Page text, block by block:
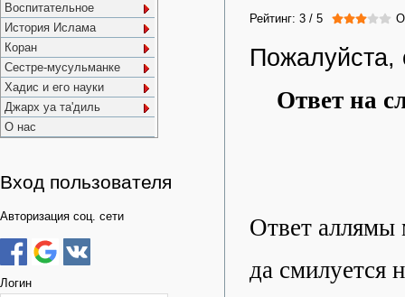
Воспитательное
История Ислама
Коран
Сестре-мусульманке
Хадис и его науки
Джарх уа та'диль
О нас
Вход пользователя
Авторизация соц. сети
Логин
Рейтинг: 3 / 5
Пожалуйста,
Ответ на
Ответ
да смилуется